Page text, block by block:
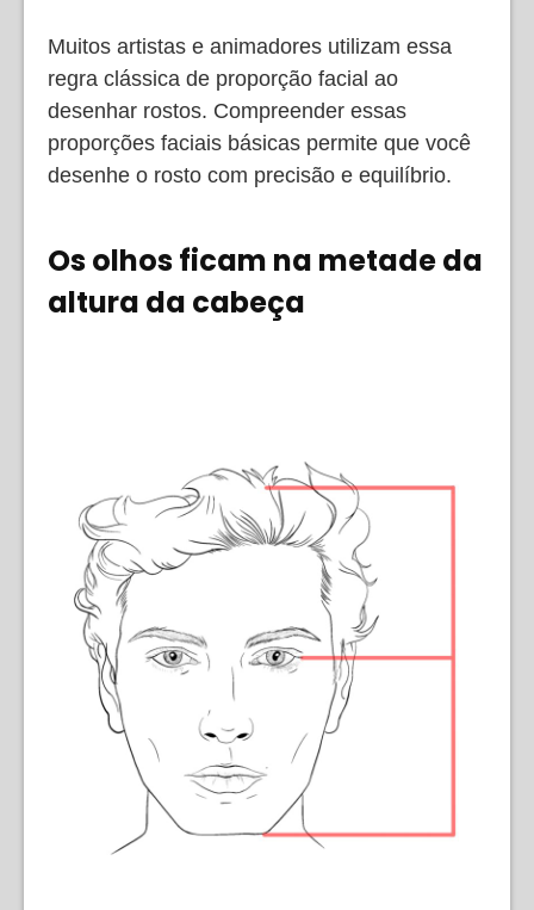
Muitos artistas e animadores utilizam essa
regra clássica de proporção facial ao
desenhar rostos. Compreender essas
proporções faciais básicas permite que você
desenhe o rosto com precisão e equilíbrio.
Os olhos ficam na metade da
altura da cabeça